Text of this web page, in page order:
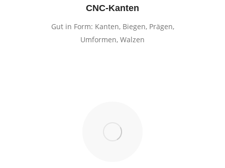
CNC-Kanten
Gut in Form: Kanten, Biegen, Prägen,
Umformen, Walzen